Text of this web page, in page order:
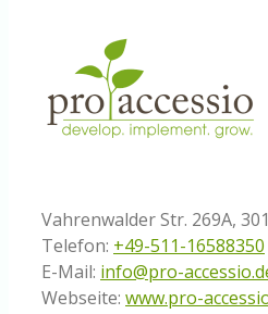
Vahrenwalder Str. 269A,
Telefon: +49-511-16588350
E-Mail: info@pro-
Webseite: www.pro-